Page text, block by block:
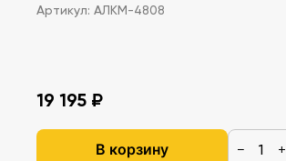
Артикул: АЛКМ-4808
19 195 ₽
В корзину − +